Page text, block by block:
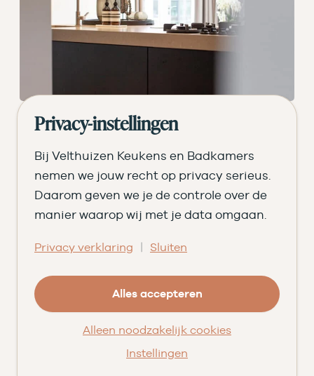
Privacy-instellingen
Bij Velthuizen Keukens en Badkamers
nemen we jouw recht op privacy serieus.
Daarom geven we je de controle over de
manier waarop wij met je data omgaan.
Privacy verklaring | Sluiten
Alles accepteren
Alleen noodzakelijk cookies
Instellingen